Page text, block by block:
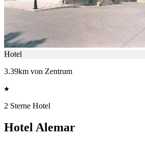
Hotel
3.39km von Zentrum
2 Sterne Hotel
Hotel Alemar